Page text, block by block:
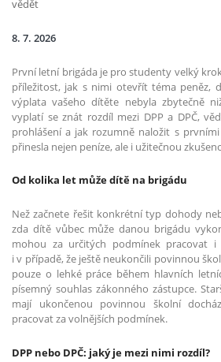
8. 7. 2026
První letní brigáda je pro studenty velký
příležitost, jak s nimi otevřít téma peněz,
výplata vašeho dítěte nebyla zbytečně
vyplatí se znát rozdíl mezi DPP a DPČ,
prohlášení a jak rozumně naložit s
přinesla nejen peníze, ale i užitečnou
Od kolika let může dítě na brigádu
Než začnete řešit konkrétní typ dohody
zda dítě vůbec může danou brigádu
mohou za určitých podmínek pracovat
i v případě, že ještě neukončili povinnou
pouze o lehké práce během hlavních
písemný souhlas zákonného zástupce.
mají ukončenou povinnou školní
pracovat za volnějších podmínek.
DPP nebo DPČ: jaký je mezi nimi rozdíl?